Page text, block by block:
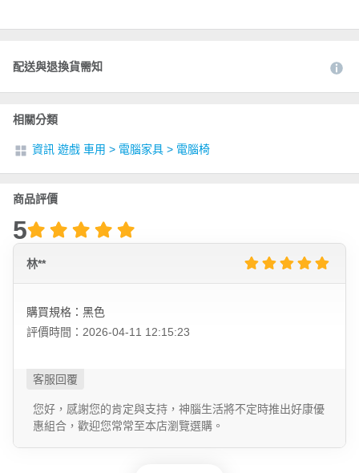
配送與退換貨需知
相關分類
資訊 遊戲 車用 > 電腦家具 > 電腦椅
商品評價
5
林**
購買規格：黑色
評價時間：2026-04-11 12:15:23
您好，感謝您的肯定與支持，神腦生活將不定時推出好康優
惠組合，歡迎您常常至本店瀏覽選購。